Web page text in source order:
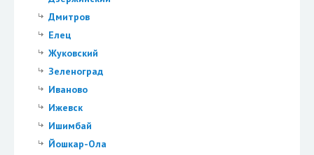
Дмитров
Елец
Жуковский
Зеленоград
Иваново
Ижевск
Ишимбай
Йошкар-Ола